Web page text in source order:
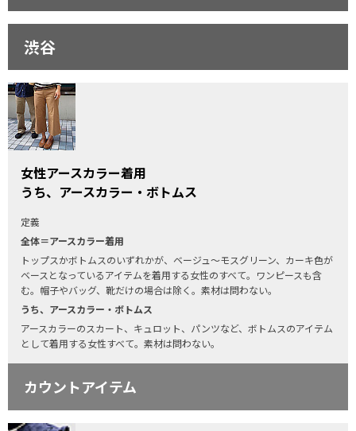
渋谷
女性アースカラー着用
うち、アースカラー・ボトムス
定義
全体＝アースカラー着用
トップスかボトムスのいずれかが、ベージュ〜モスグリーン、カーキ色が
ベースとなっているアイテムを着用する女性のすべて。ワンピースも含
む。帽子やバッグ、靴だけの場合は除く。素材は問わない。
うち、アースカラー・ボトムス
アースカラーのスカート、キュロット、パンツなど、ボトムスのアイテム
として着用する女性すべて。素材は問わない。
カウントアイテム